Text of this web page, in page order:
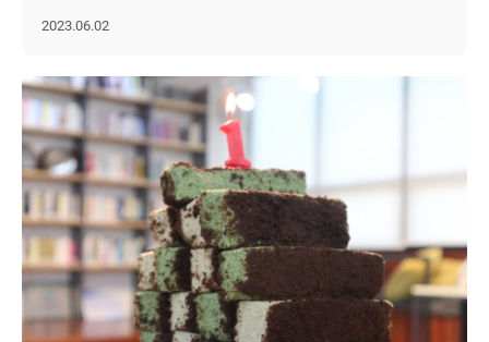
바베큐와 과일, 치즈, 와인 등으로 준비했습니다. 8층 라운지에 일찍
참석해, 타 부서 브레인저들과 교류하며 뜻깊은 시간을 보냈습니다.
브레인저들의 소통 창구로 자리잡은 BB데이! 다음 달에 또 새로운
모습으로 찾아오겠습니다.
2023.06.02